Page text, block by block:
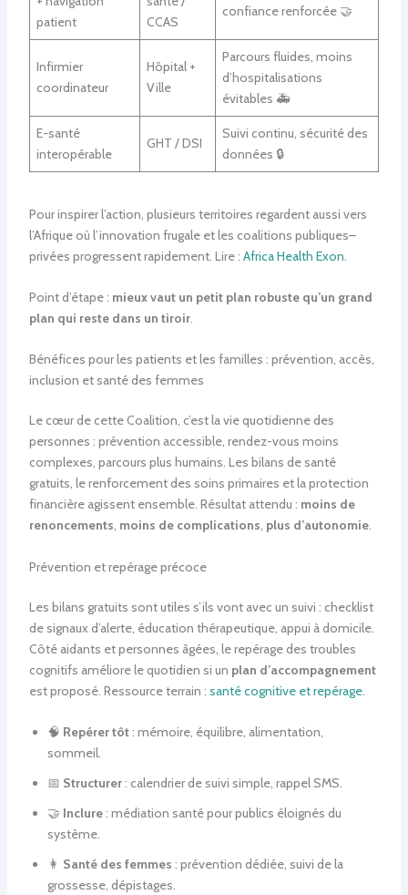
patient
CCAS
confiance renforcée 🤝
Infirmier
coordinateur
Hôpital +
Ville
Parcours fluides, moins
d’hospitalisations
évitables 🚑
E-santé
interopérable
GHT / DSI
Suivi continu, sécurité des
données 🔒
Pour inspirer l’action, plusieurs territoires regardent aussi vers
l’Afrique où l’innovation frugale et les coalitions publiques–
privées progressent rapidement. Lire : Africa Health Exon
Point d’étape : mieux vaut un petit plan robuste qu’un grand
plan qui reste dans un tiroir.
Bénéfices pour les patients et les familles : prévention, accès,
inclusion et santé des femmes
Le cœur de cette Coalition, c’est la vie quotidienne des
personnes : prévention accessible, rendez-vous moins
complexes, parcours plus humains. Les bilans de santé
gratuits, le renforcement des soins primaires et la protection
financière agissent ensemble. Résultat attendu : moins de
renoncements, moins de complications, plus d’autonomie.
Prévention et repérage précoce
Les bilans gratuits sont utiles s’ils vont avec un suivi : checklist
de signaux d’alerte, éducation thérapeutique, appui à domicile.
Côté aidants et personnes âgées, le repérage des troubles
cognitifs améliore le quotidien si un plan d’accompagnement
est proposé. Ressource terrain : santé cognitive et repérage.
🧠 Repérer tôt: mémoire, équilibre, alimentation,
sommeil.
📅 Structurer: calendrier de suivi simple, rappel SMS.
🤝 Inclure: médiation santé pour publics éloignés du
système.
👩 Santé des femmes : prévention dédiée, suivi de la
grossesse, dépistages.